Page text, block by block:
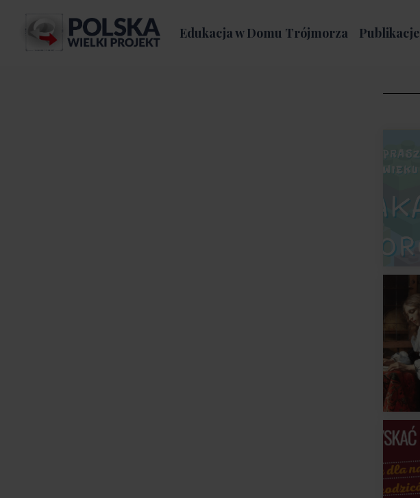
Edukacja w Domu Trójmorza Publikacje